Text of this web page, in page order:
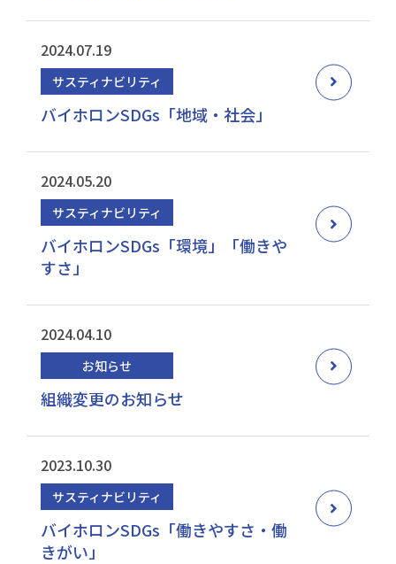
2024.07.19
サスティナビリティ
バイホロンSDGs「地域・社会」
2024.05.20
サスティナビリティ
バイホロンSDGs「環境」「働きや
すさ」
2024.04.10
お知らせ
組織変更のお知らせ
2023.10.30
サスティナビリティ
バイホロンSDGs「働きやすさ・働
きがい」